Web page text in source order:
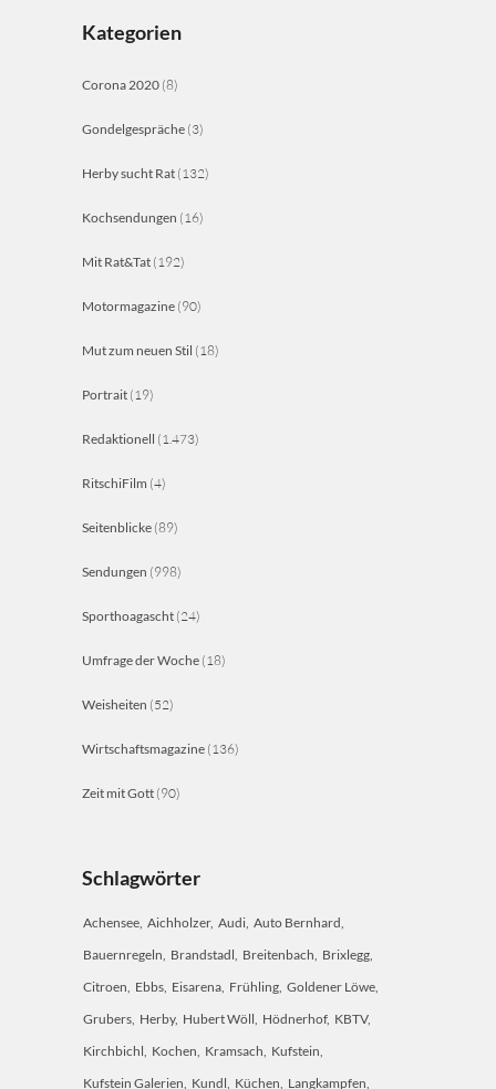
Kategorien
Corona 2020 (8)
Gondelgespräche (3)
Herby sucht Rat (132)
Kochsendungen (16)
Mit Rat&Tat (192)
Motormagazine (90)
Mut zum neuen Stil (18)
Portrait (19)
Redaktionell (1.473)
RitschiFilm (4)
Seitenblicke (89)
Sendungen (998)
Sporthoagascht (24)
Umfrage der Woche (18)
Weisheiten (52)
Wirtschaftsmagazine (136)
Zeit mit Gott (90)
Schlagwörter
Achensee Aichholzer Audi Auto Bernhard
Bauernregeln Brandstadl Breitenbach Brixlegg
Citroen Ebbs Eisarena Frühling Goldener Löwe
Grubers Herby Hubert Wöll Hödnerhof KBTV
Kirchbichl Kochen Kramsach Kufstein
Kufstein Galerien Kundl Küchen Langkampfen